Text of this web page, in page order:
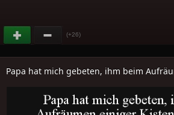
(+26)
Papa hat mich gebeten, ihm beim